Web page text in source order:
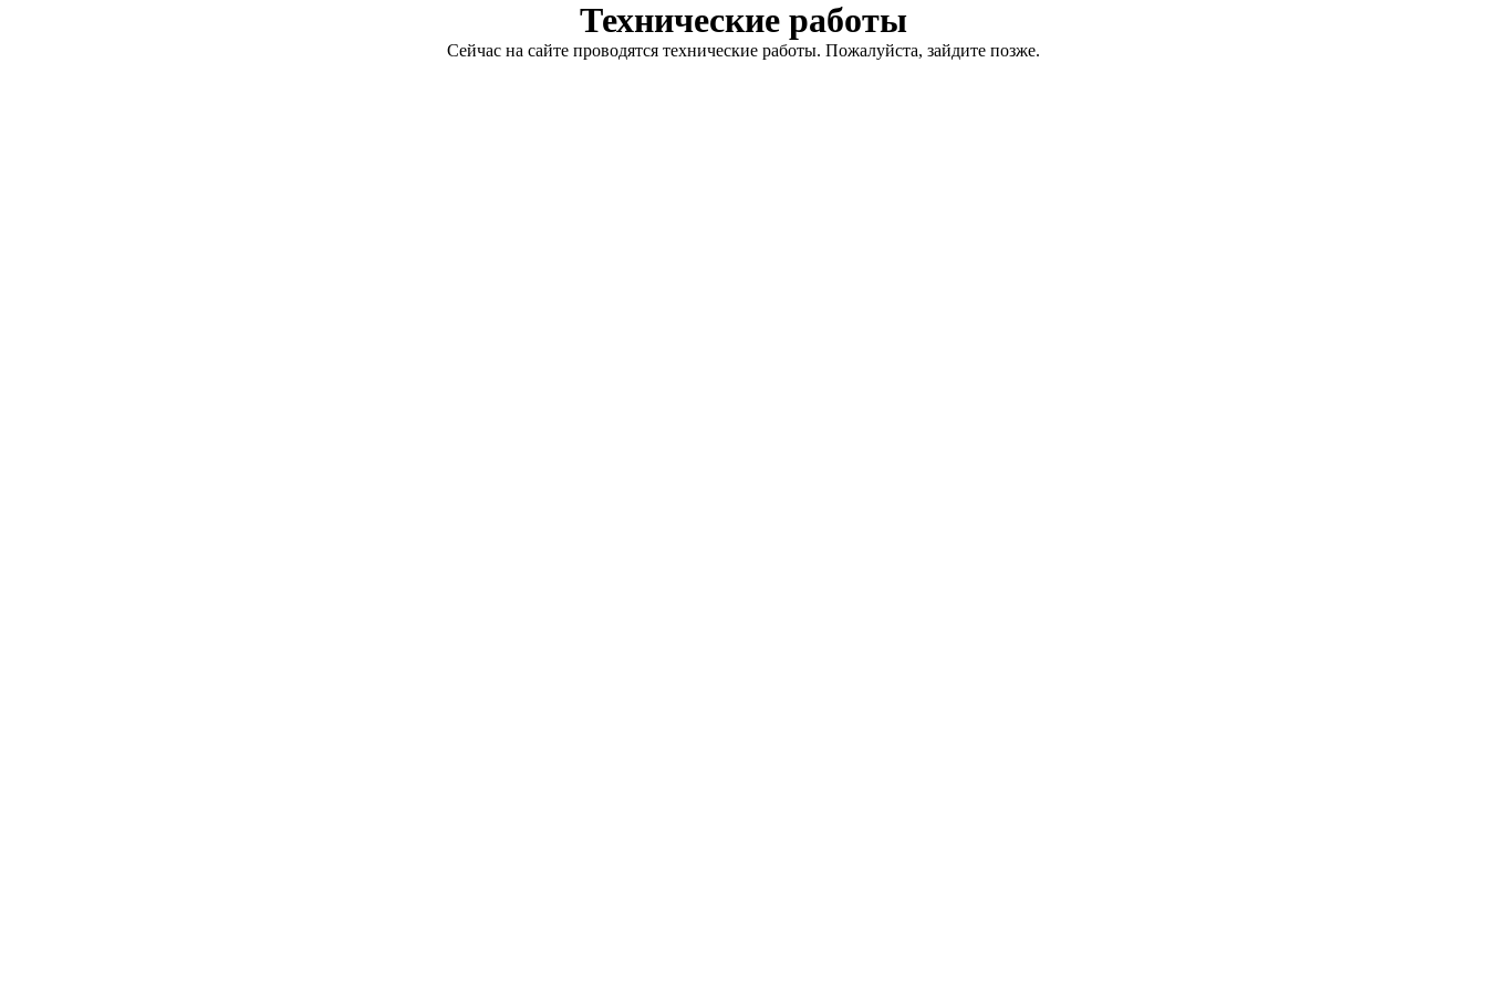
Технические работы
Сейчас на сайте проводятся технические работы. Пожалуйста, зайдите позже.